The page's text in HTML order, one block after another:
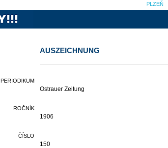
AUSZEICHNUNG
PERIODIKUM
Ostrauer Zeitung
ROČNÍK
1906
ČÍSLO
150
PLZEŇ